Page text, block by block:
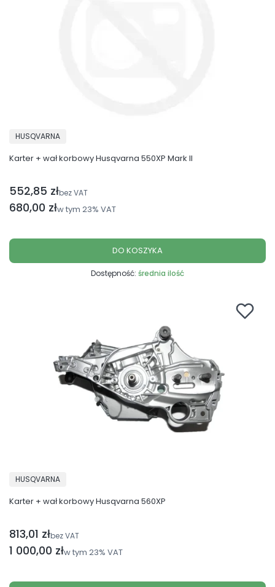
Karter + wał korbowy Husqvarna 550XP Mark II
PRODUCENT
HUSQVARNA
Cena brutto
680,00 złw tym 23% VAT
Cena netto
552,85 złbez VAT
DO KOSZYKA
Dostępność: średnia ilość
Karter + wał korbowy Husqvarna 560XP
PRODUCENT
HUSQVARNA
Cena brutto
1 000,00 złw tym 23% VAT
Cena netto
813,01 złbez VAT